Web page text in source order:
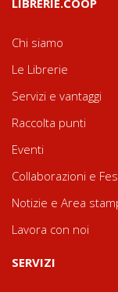
Chi siamo
Le Librerie
Servizi e vantaggi
Raccolta punti
Eventi
Collaborazioni e
Notizie e Area
Lavora con noi
SERVIZI